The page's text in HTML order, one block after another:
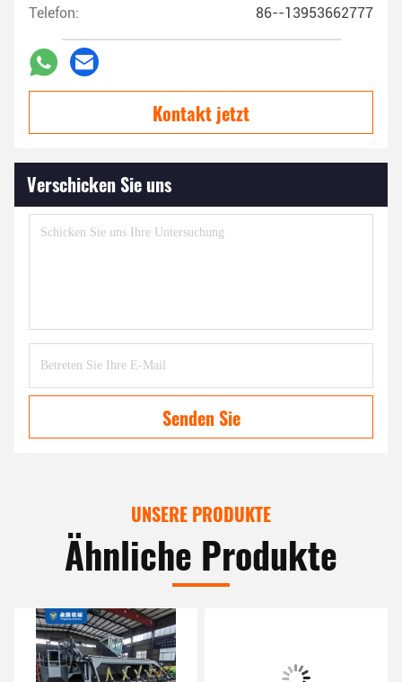
Telefon: 86--13953662777
Kontakt jetzt
Verschicken Sie uns
Senden Sie
UNSERE PRODUKTE
Ähnliche Produkte